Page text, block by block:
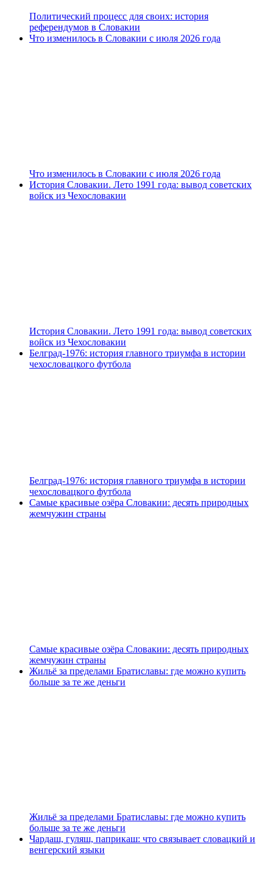
Политический процесс для своих: история
референдумов в Словакии
Что изменилось в Словакии с июля 2026 года
Что изменилось в Словакии с июля 2026 года
История Словакии. Лето 1991 года: вывод советских
войск из Чехословакии
История Словакии. Лето 1991 года: вывод советских
войск из Чехословакии
Белград-1976: история главного триумфа в истории
чехословацкого футбола
Белград-1976: история главного триумфа в истории
чехословацкого футбола
Самые красивые озёра Словакии: десять природных
жемчужин страны
Самые красивые озёра Словакии: десять природных
жемчужин страны
Жильё за пределами Братиславы: где можно купить
больше за те же деньги
Жильё за пределами Братиславы: где можно купить
больше за те же деньги
Чардаш, гуляш, паприкаш: что связывает словацкий и
венгерский языки